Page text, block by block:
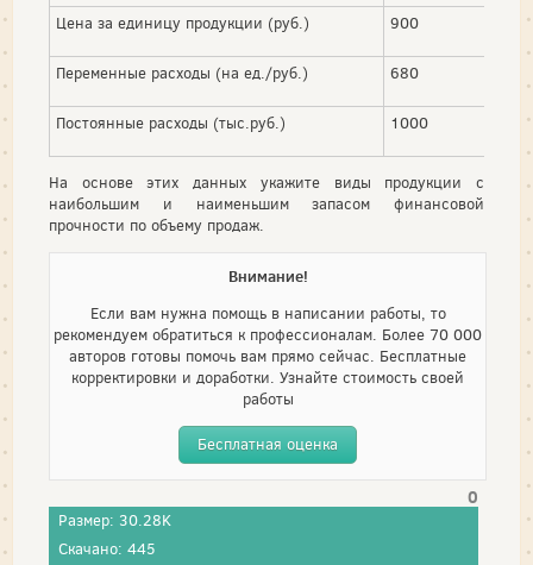
Цена за единицу продукции (руб.) 900
Переменные расходы (на ед./руб.) 680
Постоянные расходы (тыс.руб.) 1000
На основе этих данных укажите виды продукции с
наибольшим и наименьшим запасом финансовой
прочности по объему продаж.
Внимание!
Если вам нужна помощь в написании работы, то
рекомендуем обратиться к профессионалам. Более 70 000
авторов готовы помочь вам прямо сейчас. Бесплатные
корректировки и доработки. Узнайте стоимость своей
работы
Бесплатная оценка
0
Размер: 30.28K
Скачано: 445